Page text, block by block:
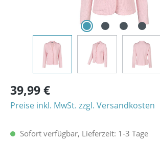
39,99 €
Preise inkl. MwSt. zzgl. Versandkosten
Sofort verfügbar, Lieferzeit: 1-3 Tage